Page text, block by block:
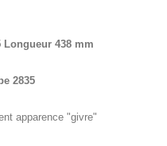
Longueur 438 mm
2835
apparence "givre"